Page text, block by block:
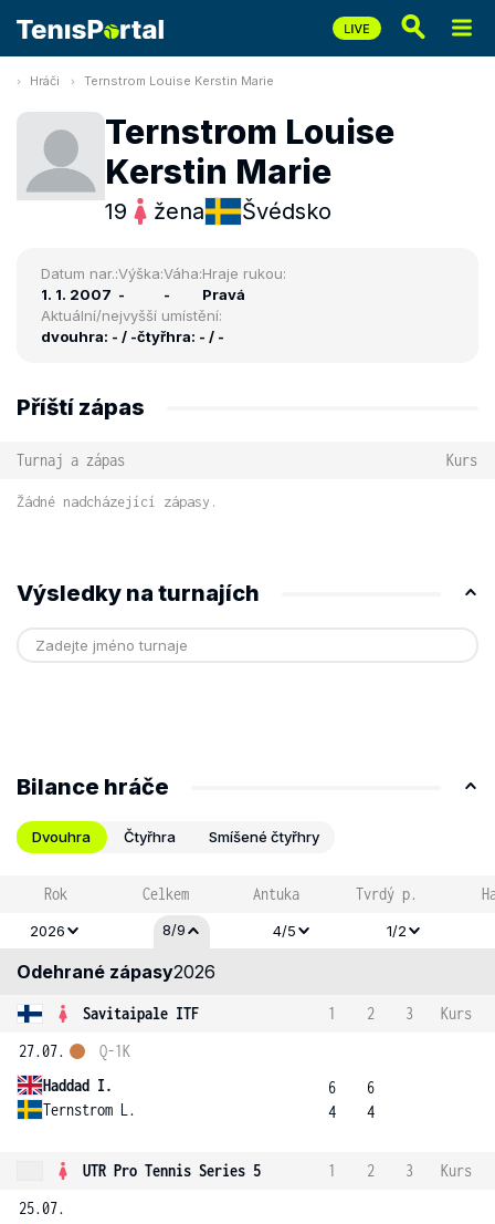
Hráči Ternstrom Louise Kerstin Marie
Ternstrom Louise
Kerstin Marie
19 žena Švédsko
Datum nar.:
1. 1. 2007
Výška:
-
Váha:
-
Hraje rukou:
Pravá
Aktuální/nejvyšší umístění:
dvouhra: - / -čtyřhra: - / -
Příští zápas
Turnaj a zápas Kurs
Žádné nadcházející zápasy.
Výsledky na turnajích
Bilance hráče
Dvouhra Čtyřhra Smíšené čtyřhry
Rok Celkem Antuka Tvrdý p.
2026 8/9 4/5 1/2
Odehrané zápasy2026
Savitaipale ITF 1 2 3
Kurs
27.07.
Haddad I.
Ternstrom L.
Q-1K
6
4
6
4
UTR Pro Tennis Series 5 1 2 3
Kurs
25.07.